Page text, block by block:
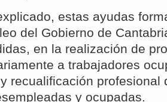
estas ayudas
del Gobierno de
en la realización de
a trabajadores
recualificación profesional
y ocupadas.